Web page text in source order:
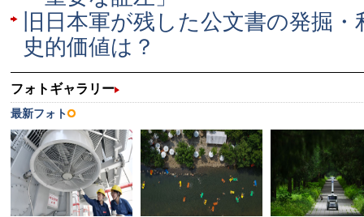
旧日本軍が残した公文書の発掘
史的価値は？